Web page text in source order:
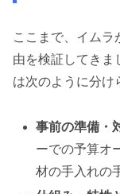
ここまで、イムラ
由を検証してきま
は次のように分け
事前の準備・
ーでの予算オ
材の手入れの